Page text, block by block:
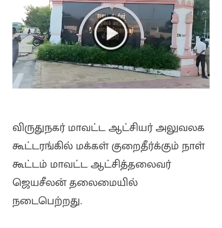
விருதுநகர் மாவட்ட ஆட்சியர் அலுவலக
கூட்டரங்கில் மக்கள் குறைதீர்க்கும் நாள்
கூட்டம் மாவட்ட ஆட்சித்தலைவர்
ஜெயசீலன் தலைமையில்
நடைபெற்றது.